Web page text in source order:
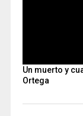
Un muerto y
Ortega